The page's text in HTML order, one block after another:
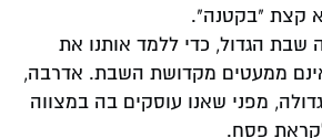
קצת "בקטנה".
שבת הגדול, כדי ללמד אותנו את
אינם ממעטים מקדושת השבת. אדרבה,
מפני שאנו עוסקים בה במצווה
פסח.